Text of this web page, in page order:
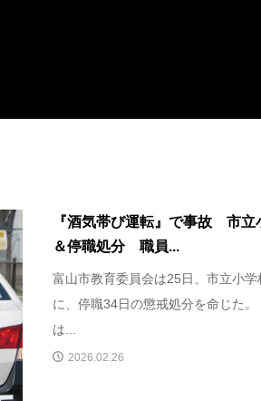
『酒気帯び運転』で事故 市立
＆停職処分 職員...
富山市教育委員会は25日、市立小
に、停職34日の懲戒処分を命じた
は...
2026.02.26